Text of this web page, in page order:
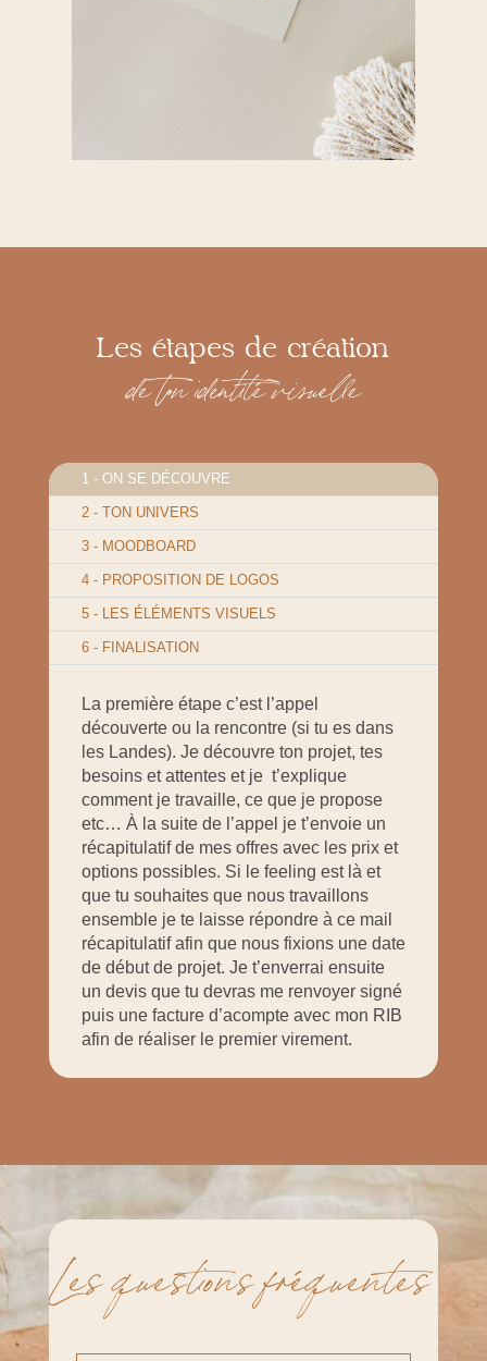
Les étapes de création
de ton identité visuelle
1 - ON SE DÉCOUVRE
2 - TON UNIVERS
3 - MOODBOARD
4 - PROPOSITION DE LOGOS
5 - LES ÉLÉMENTS VISUELS
6 - FINALISATION
La première étape c’est l’appel
découverte ou la rencontre (si tu es dans
les Landes). Je découvre ton projet, tes
besoins et attentes et je t’explique
comment je travaille, ce que je propose
etc… À la suite de l’appel je t’envoie un
récapitulatif de mes offres avec les prix et
options possibles. Si le feeling est là et
que tu souhaites que nous travaillons
ensemble je te laisse répondre à ce mail
récapitulatif afin que nous fixions une date
de début de projet. Je t’enverrai ensuite
un devis que tu devras me renvoyer signé
puis une facture d’acompte avec mon RIB
afin de réaliser le premier virement.
Les questions fréquentes